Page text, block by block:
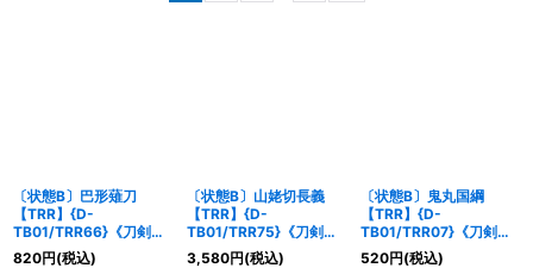
〔状態B〕巴形薙刀
【TRR】{D-
TB01/TRR66}《刀剣乱
舞》
820円(税込)
〔状態B〕山姥切長義
【TRR】{D-
TB01/TRR75}《刀剣乱
舞》
3,580円(税込)
〔状態B〕鬼丸国綱
【TRR】{D-
TB01/TRR07}《刀剣乱
舞》
520円(税込)